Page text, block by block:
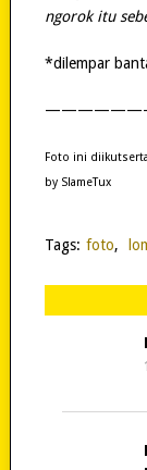
ngorok itu
*dilempar
Foto ini
by SlameTux
Tags: foto,